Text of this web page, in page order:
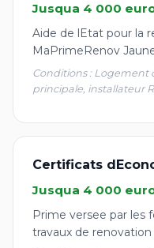
Jusqua 4 000
Aide de lEtat pour la
MaPrimeRenov
Conditions : Logement
principale, installateur
Certificats
Jusqua 4 000
Prime versee par les
travaux de